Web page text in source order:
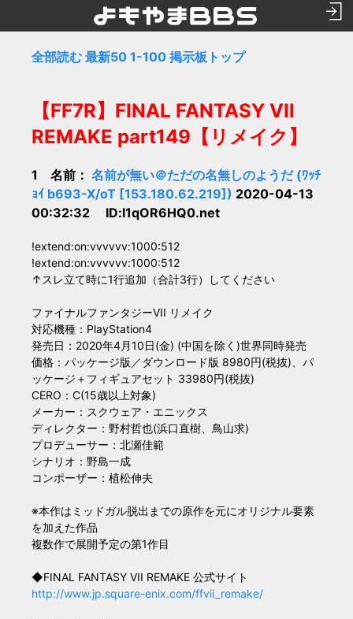
全部読む 最新50 1-100 掲示板トップ
【FF7R】FINAL FANTASY VII
REMAKE part149【リメイク】
1 名前： 名前が無い＠ただの名無しのようだ (ﾜｯﾁ
ｮｲ b693-X/oT [153.180.62.219]) 2020-04-13
00:32:32 ID:l1qOR6HQ0.net
!extend:on:vvvvvv:1000:512
!extend:on:vvvvvv:1000:512
↑スレ立て時に1行追加（合計3行）してください
ファイナルファンタジーVII リメイク
対応機種：PlayStation4
発売日：2020年4月10日(金) (中国を除く)世界同時発売
価格：パッケージ版／ダウンロード版 8980円(税抜)、パ
ッケージ＋フィギュアセット 33980円(税抜)
CERO：C(15歳以上対象)
メーカー：スクウェア・エニックス
ディレクター：野村哲也(浜口直樹、鳥山求)
プロデューサー：北瀬佳範
シナリオ：野島一成
コンポーザー：植松伸夫
※本作はミッドガル脱出までの原作を元にオリジナル要素
を加えた作品
複数作で展開予定の第1作目
◆FINAL FANTASY VII REMAKE 公式サイト
http://www.jp.square-enix.com/ffvii_remake/